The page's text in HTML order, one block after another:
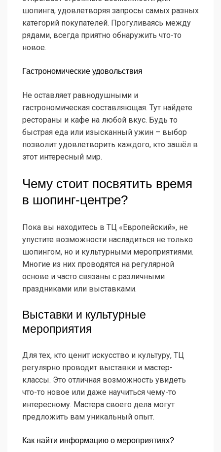
шопинга, удовлетворяя запросы самых разных
категорий покупателей. Прогуливаясь между
рядами, всегда приятно обнаружить что-то
новое.
Гастрономические удовольствия
Не оставляет равнодушными и
гастрономическая составляющая. Тут найдете
рестораны и кафе на любой вкус. Будь то
быстрая еда или изысканный ужин – выбор
позволит удовлетворить каждого, кто зашёл в
этот интересный мир.
Чему стоит посвятить время
в шопинг-центре?
Пока вы находитесь в ТЦ «Европейский», не
упустите возможности насладиться не только
шопингом, но и культурными мероприятиями.
Многие из них проводятся на регулярной
основе и часто связаны с различными
праздниками или выставками.
Выставки и культурные
мероприятия
Для тех, кто ценит искусство и культуру, ТЦ
регулярно проводит выставки и мастер-
классы. Это отличная возможность увидеть
что-то новое или даже научиться чему-то
интересному. Мастера своего дела могут
предложить вам уникальный опыт.
Как найти информацию о мероприятиях?